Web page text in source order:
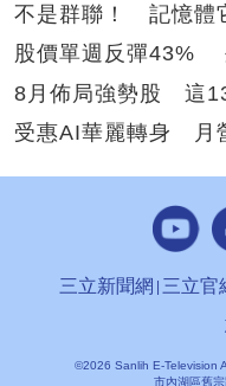
不是群聯！ 記憶體
股價單週反彈43%
8月佈局強勢股 這
受惠AI華麗轉身 月
三立新聞網 三立官
©2026 Sanlih E-Television
市內湖區舊